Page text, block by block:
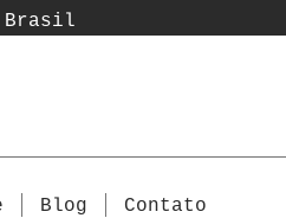
Brasil
Blog Contato